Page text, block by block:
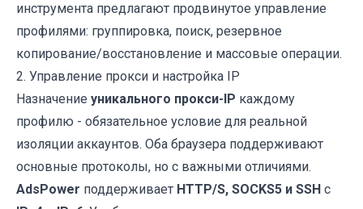
инструмента предлагают продвинутое управление
профилями: группировка, поиск, резервное
копирование/восстановление и массовые операции.
2. Управление прокси и настройка IP
Назначение уникального прокси-IP каждому
профилю - обязательное условие для реальной
изоляции аккаунтов. Оба браузера поддерживают
основные протоколы, но с важными отличиями.
AdsPower поддерживает HTTP/S, SOCKS5 и SSH с